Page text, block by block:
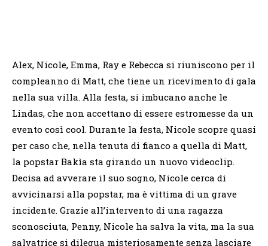
Alex, Nicole, Emma, Ray e Rebecca si riuniscono per il
compleanno di Matt, che tiene un ricevimento di gala
nella sua villa. Alla festa, si imbucano anche le
Lindas, che non accettano di essere estromesse da un
evento così cool. Durante la festa, Nicole scopre quasi
per caso che, nella tenuta di fianco a quella di Matt,
la popstar Bakìa sta girando un nuovo videoclip.
Decisa ad avverare il suo sogno, Nicole cerca di
avvicinarsi alla popstar, ma è vittima di un grave
incidente. Grazie all’intervento di una ragazza
sconosciuta, Penny, Nicole ha salva la vita, ma la sua
salvatrice si dilegua misteriosamente senza lasciare